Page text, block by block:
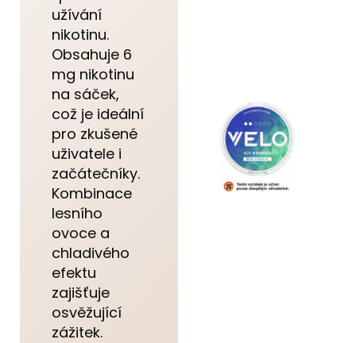
užívání
nikotinu.
Obsahuje 6
mg nikotinu
na sáček,
což je ideální
pro zkušené
uživatele i
začátečníky.
Kombinace
lesního
ovoce a
chladivého
efektu
zajišťuje
osvěžující
zážitek.